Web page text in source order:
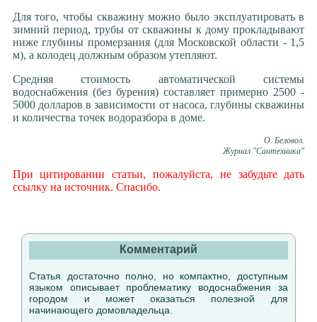
Для того, чтобы скважину можно было эксплуатировать в
зимний период, трубы от скважины к дому прокладывают
ниже глубины промерзания (для Московской области - 1,5
м), а колодец должным образом утепляют.
Средняя стоимость автоматической системы
водоснабжения (без бурения) составляет примерно 2500 -
5000 долларов в зависимости от насоса, глубины скважины
и количества точек водоразбора в доме.
О. Беловол.
Журнал "Сантехника"
При цитировании статьи, пожалуйста, не забудьте дать
ссылку на источник. Спасибо.
Комментарий
Статья достаточно полно, но компактно, доступным
языком описывает проблематику водоснабжения за
городом и может оказаться полезной для
начинающего домовладельца.